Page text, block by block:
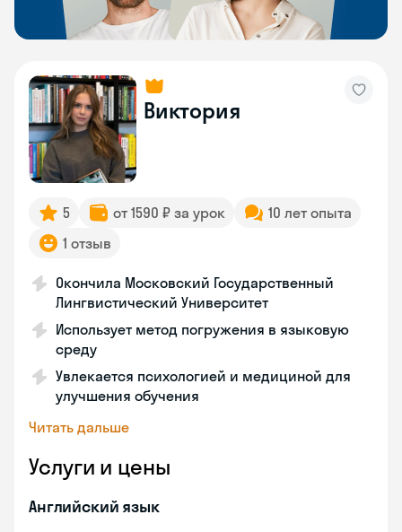
Виктория
5 от 1590 ₽ за урок
10 лет опыта
1 отзыв
Окончила Московский Государственный
Лингвистический Университет
Использует метод погружения в языковую
среду
Увлекается психологией и медициной для
улучшения обучения
Читать дальше
Услуги и цены
Английский язык